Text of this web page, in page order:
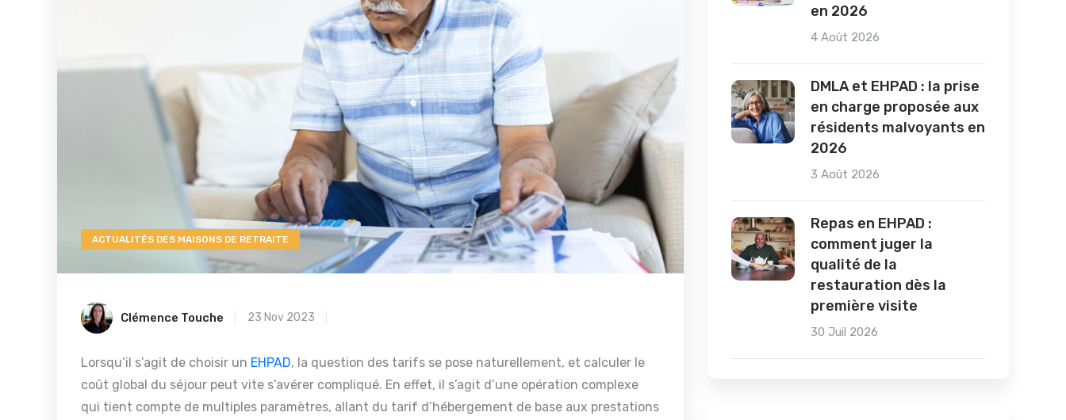
ACTUALITÉS DES MAISONS DE RETRAITE
Clémence Touche 23 Nov 2023
Lorsqu’il s’agit de choisir un EHPAD, la question des tarifs se pose naturellement, et calculer le
coût global du séjour peut vite s’avérer compliqué. En effet, il s’agit d’une opération complexe
qui tient compte de multiples paramètres, allant du tarif d’hébergement de base aux prestations
en 2026
4 Août 2026
DMLA et EHPAD : la prise
en charge proposée aux
résidents malvoyants en
2026
3 Août 2026
Repas en EHPAD :
comment juger la
qualité de la
restauration dès la
première visite
30 Juil 2026